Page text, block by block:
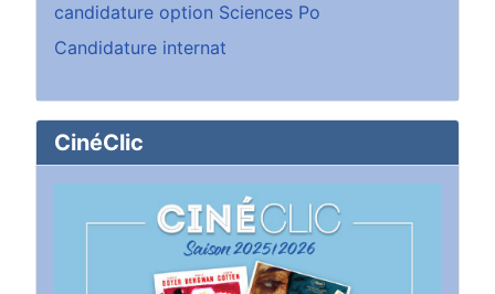
candidature option Sciences Po
Candidature internat
CinéClic